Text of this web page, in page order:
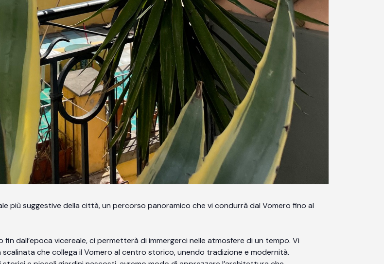
più suggestive della città, un percorso panoramico che vi condurrà dal Vomero fino al
fin dall’epoca vicereale, ci permetterà di immergerci nelle atmosfere di un tempo. Vi
che collega il Vomero al centro storico, unendo tradizione e modernità.